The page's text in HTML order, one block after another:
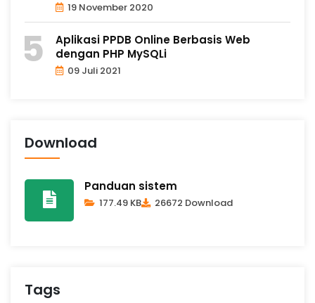
19 November 2020
Aplikasi PPDB Online Berbasis Web
dengan PHP MySQLi
09 Juli 2021
Download
Panduan sistem
177.49 KB 26672 Download
Tags